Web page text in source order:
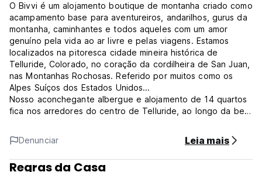
O Bivvi é um alojamento boutique de montanha criado como
acampamento base para aventureiros, andarilhos, gurus da
montanha, caminhantes e todos aqueles com um amor
genuíno pela vida ao ar livre e pelas viagens. Estamos
localizados na pitoresca cidade mineira histórica de
Telluride, Colorado, no coração da cordilheira de San Juan,
nas Montanhas Rochosas. Referido por muitos como os
Alpes Suíços dos Estados Unidos...
Nosso aconchegante albergue e alojamento de 14 quartos
fica nos arredores do centro de Telluride, ao longo da bela
ciclismo, e a poucos passos do rio San Miguel, que oferece
pesca com mosca de classe mundial.
Em apenas 10 minutos de carro ou em nosso traslado
gratuito, você chegará ao resort de esqui Telluride, que
Denunciar Leia mais
Regras da Casa